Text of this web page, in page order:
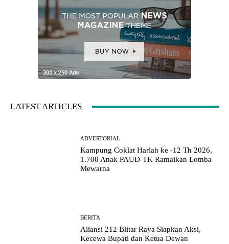
LATEST ARTICLES
ADVERTORIAL
Kampung Coklat Harlah ke -12 Th 2026,
1.700 Anak PAUD-TK Ramaikan Lomba
Mewarna
BERITA
Aliansi 212 Blitar Raya Siapkan Aksi,
Kecewa Bupati dan Ketua Dewan